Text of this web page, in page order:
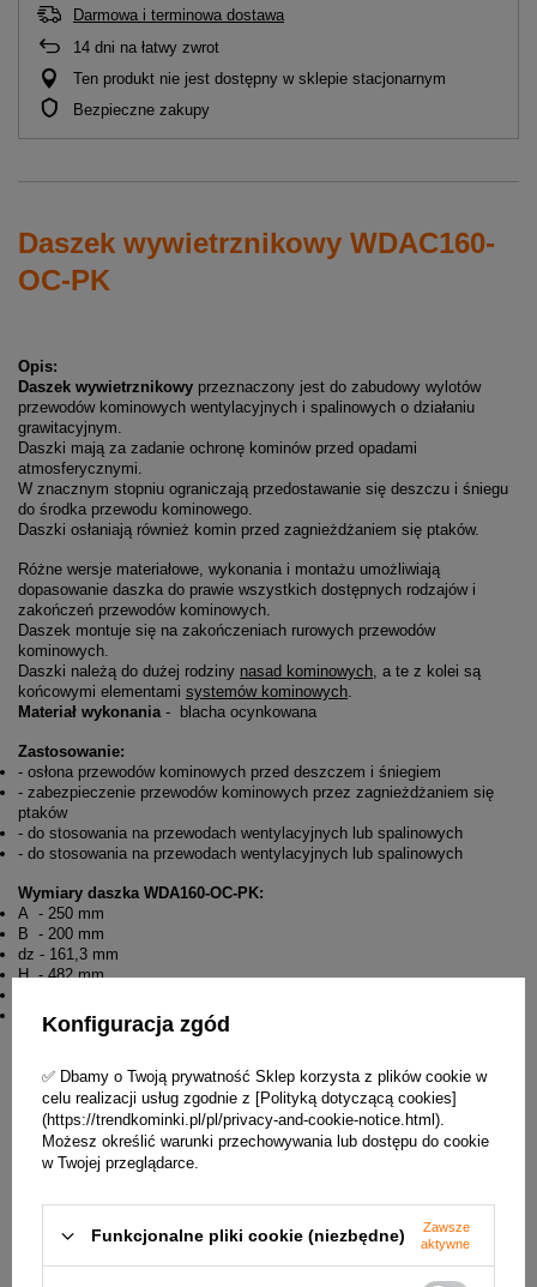
Darmowa i terminowa dostawa
14 dni na łatwy zwrot
Ten produkt nie jest dostępny w sklepie stacjonarnym
Bezpieczne zakupy
Daszek wywietrznikowy WDAC160-
OC-PK
Opis:
Daszek wywietrznikowy przeznaczony jest do zabudowy wylotów
przewodów kominowych wentylacyjnych i spalinowych o działaniu
grawitacyjnym.
Daszki mają za zadanie ochronę kominów przed opadami
atmosferycznymi.
W znacznym stopniu ograniczają przedostawanie się deszczu i śniegu
do środka przewodu kominowego.
Daszki osłaniają również komin przed zagnieżdżaniem się ptaków.
Różne wersje materiałowe, wykonania i montażu umożliwiają
dopasowanie daszka do prawie wszystkich dostępnych rodzajów i
zakończeń przewodów kominowych.
Daszek montuje się na zakończeniach rurowych przewodów
kominowych.
Daszki należą do dużej rodziny nasad kominowych, a te z kolei są
końcowymi elementami systemów kominowych.
Materiał wykonania- blacha ocynkowana
Zastosowanie:
- osłona przewodów kominowych przed deszczem i śniegiem
- zabezpieczenie przewodów kominowych przez zagnieżdżaniem się
ptaków
- do stosowania na przewodach wentylacyjnych lub spalinowych
- do stosowania na przewodach wentylacyjnych lub spalinowych
Wymiary daszka WDA160-OC-PK:
A - 250 mm
B - 200 mm
dz - 161,3 mm
H - 482 mm
h2 - 81 mm
Konfiguracja zgód
✅ Dbamy o Twoją prywatność Sklep korzysta z plików cookie w
celu realizacji usług zgodnie z [Polityką dotyczącą cookies]
(https://trendkominki.pl/pl/privacy-and-cookie-notice.html).
Możesz określić warunki przechowywania lub dostępu do cookie
w Twojej przeglądarce.
Funkcjonalne pliki cookie (niezbędne)
Zawsze
aktywne